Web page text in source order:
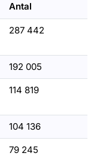
Antal
287 442
192 005
114 819
104 136
79 245